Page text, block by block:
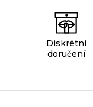
Diskrétní
doručení